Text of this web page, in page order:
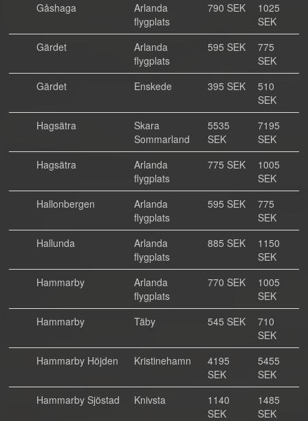
Gåshaga
Arlanda
flygplats
790 SEK
1025
SEK
Gärdet
Arlanda
flygplats
595 SEK
775
SEK
Gärdet
Enskede 395 SEK
510
SEK
Hagsätra
Skara
Sommarland
5535
SEK
7195
SEK
Hagsätra
Arlanda
flygplats
775 SEK
1005
SEK
Hallonbergen
Arlanda
flygplats
595 SEK
775
SEK
Hallunda
Arlanda
flygplats
885 SEK
1150
SEK
Hammarby
Arlanda
flygplats
770 SEK
1005
SEK
Hammarby
Täby 545 SEK
710
SEK
Hammarby Höjden
Kristinehamn
4195
SEK
5455
SEK
Hammarby Sjöstad
Knivsta
1140
SEK
1485
SEK